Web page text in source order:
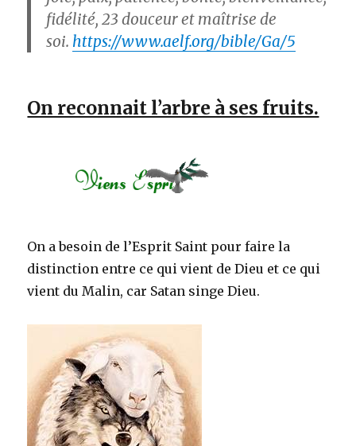
fidélité,23 douceur et maîtrise de
soi. https://www.aelf.org/bible/Ga/5
On reconnait l’arbre à ses fruits.
On a besoin de l’Esprit Saint pour faire la
distinction entre ce qui vient de Dieu et ce qui
vient du Malin, car Satan singe Dieu.